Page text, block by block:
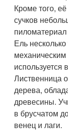
Кроме того,
сучков
Ель
используется
Лиственница
дерева,
древесины.
в брусчатом
венец и лаги.